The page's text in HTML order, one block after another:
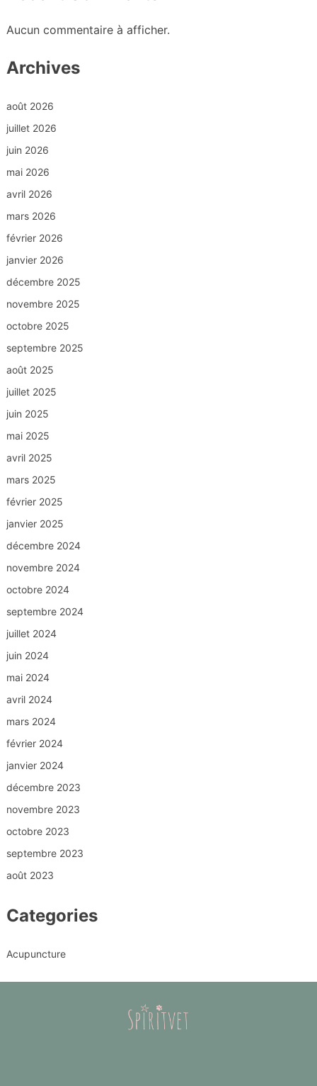
Aucun commentaire à afficher.
Archives
août 2026
juillet 2026
juin 2026
mai 2026
avril 2026
mars 2026
février 2026
janvier 2026
décembre 2025
novembre 2025
octobre 2025
septembre 2025
août 2025
juillet 2025
juin 2025
mai 2025
avril 2025
mars 2025
février 2025
janvier 2025
décembre 2024
novembre 2024
octobre 2024
septembre 2024
juillet 2024
juin 2024
mai 2024
avril 2024
mars 2024
février 2024
janvier 2024
décembre 2023
novembre 2023
octobre 2023
septembre 2023
août 2023
Categories
Acupuncture